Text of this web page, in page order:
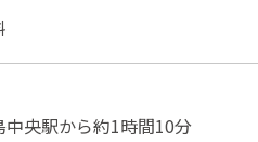
中央駅から約1時間10分